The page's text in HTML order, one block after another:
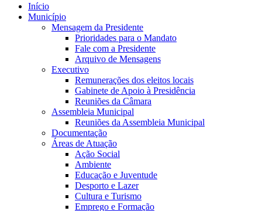
Início
Município
Mensagem da Presidente
Prioridades para o Mandato
Fale com a Presidente
Arquivo de Mensagens
Executivo
Remunerações dos eleitos locais
Gabinete de Apoio à Presidência
Reuniões da Câmara
Assembleia Municipal
Reuniões da Assembleia Municipal
Documentação
Áreas de Atuação
Ação Social
Ambiente
Educação e Juventude
Desporto e Lazer
Cultura e Turismo
Emprego e Formação